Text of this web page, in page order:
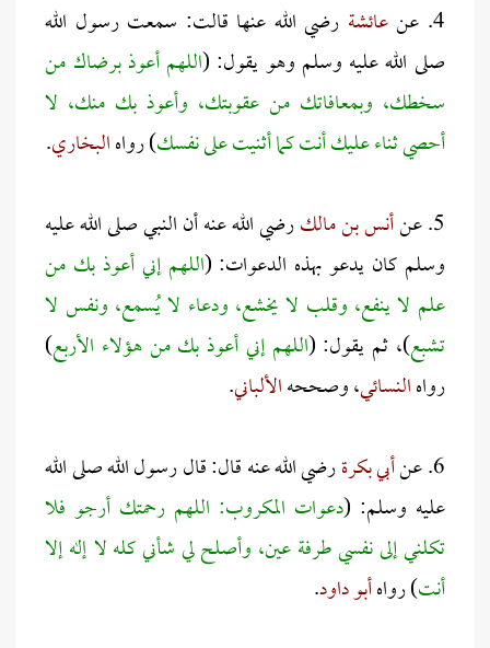
4. عن
عائشة رضي الله عنها قالت: سمعت رسول الله
صلى الله عليه وسلم وهو يقول: (اللهم أعوذ برضاك من
سخطك، وبمعافاتك من عقوبتك، وأعوذ بك منك، لا
أحصي ثناء عليك أنت كما أثنيت على نفسك) رواهالبخاري.
5. عن
أنس بن مالكرضي الله عنه أن النبي صلى الله عليه
وسلم كان يدعو بهذه الدعوات: (اللهم إني أعوذ بك من
علم لا ينفع، وقلب لا يخشع، ودعاء لا يُسمع، ونفس لا
تشبع)، ثم يقول: (اللهم إني أعوذ بك من هؤلاء الأربع)
رواهالنسائي، وصححهالألباني.
6. عن
أبي بكرةرضي الله عنه قال: قال رسول الله صلى الله
عليه وسلم: (دعوات المكروب: اللهم رحمتك أرجو فلا
تكلني إلى نفسي طرفة عين، وأصلح لي شأني كله لا إله إلا
أنت) رواهأبو داود.